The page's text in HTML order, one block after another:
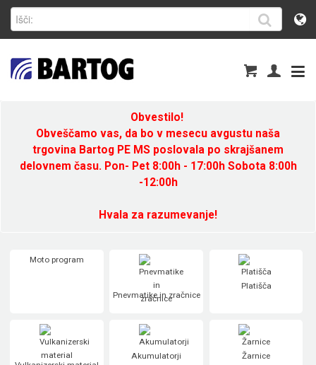
Obvestilo!
Obveščamo vas, da bo v mesecu avgustu naša
trgovina Bartog PE MS poslovala po skrajšanem
delovnem času. Pon- Pet 8:00h - 17:00h Sobota 8:00h
-12:00h
Hvala za razumevanje!
Moto program
Pnevmatike in zračnice
Platišča
Akumulatorji Žarnice